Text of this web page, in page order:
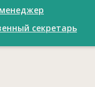
cекретарь